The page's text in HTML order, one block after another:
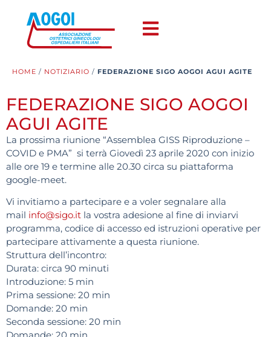
HOME / NOTIZIARIO / FEDERAZIONE SIGO AOGOI AGUI AGITE
FEDERAZIONE SIGO AOGOI
AGUI AGITE
La prossima riunione “Assemblea GISS Riproduzione –
COVID e PMA” si terrà Giovedì 23 aprile 2020 con inizio
alle ore 19 e termine alle 20.30 circa su piattaforma
google-meet.
Vi invitiamo a partecipare e a voler segnalare alla
mail info@sigo.it la vostra adesione al fine di inviarvi
programma, codice di accesso ed istruzioni operative per
partecipare attivamente a questa riunione.
Struttura dell’incontro:
Durata: circa 90 minuti
Introduzione: 5 min
Prima sessione: 20 min
Domande: 20 min
Seconda sessione: 20 min